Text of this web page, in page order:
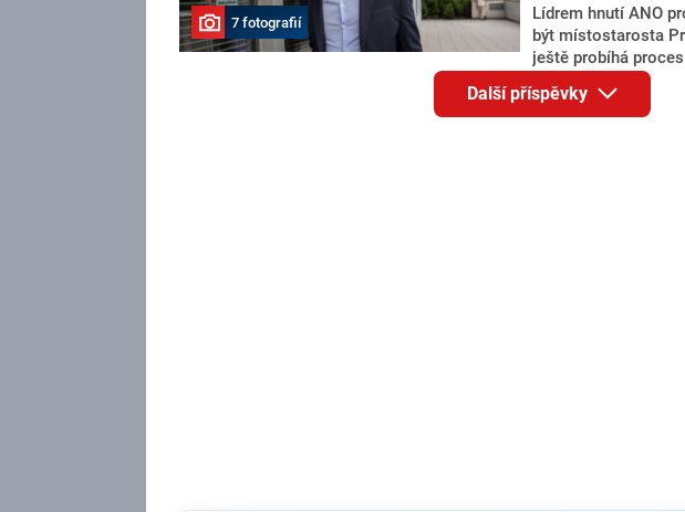
7 fotografií
Lídrem hnutí ANO
být místostarosta
ještě probíhá
Jana Hušbauera
redakci
Benkovič. O
Další příspěvky